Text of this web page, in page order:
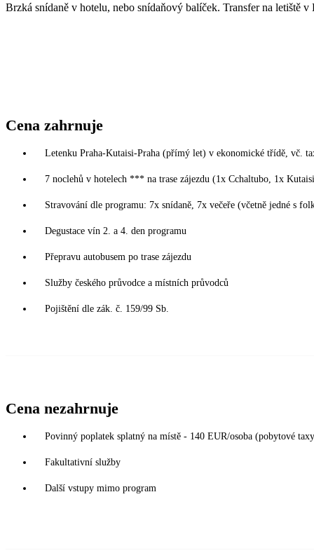
Brzká snídaně v hotelu, nebo snídaňový balíček. Transfer na letiště
Cena zahrnuje
Letenku Praha-Kutaisi-Praha (přímý let) v ekonomické třídě, vč.
7 noclehů v hotelech *** na trase zájezdu (1x Cchaltubo, 1x
Stravování dle programu: 7x snídaně, 7x večeře (včetně jedné s
Degustace vín 2. a 4. den programu
Přepravu autobusem po trase zájezdu
Služby českého průvodce a místních průvodců
Pojištění dle zák. č. 159/99 Sb.
Cena nezahrnuje
Povinný poplatek splatný na místě - 140 EUR/osoba (pobytové
Fakultativní služby
Další vstupy mimo program